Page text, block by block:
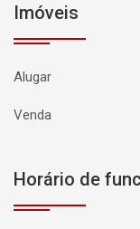
Imóveis
Alugar
Venda
Horário de